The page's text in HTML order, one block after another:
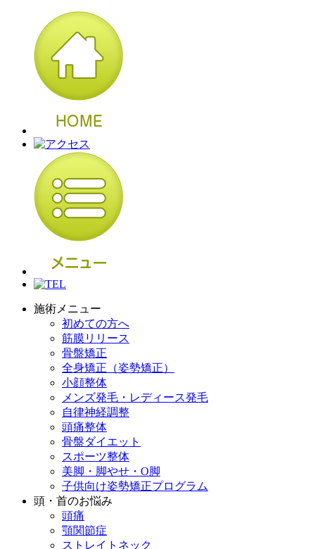
施術メニュー
初めての方へ
筋膜リリース
骨盤矯正
全身矯正（姿勢矯正）
小顔整体
メンズ発毛・レディース発毛
自律神経調整
頭痛整体
骨盤ダイエット
スポーツ整体
美脚・脚やせ・O脚
子供向け姿勢矯正プログラム
頭・首のお悩み
頭痛
顎関節症
ストレイトネック